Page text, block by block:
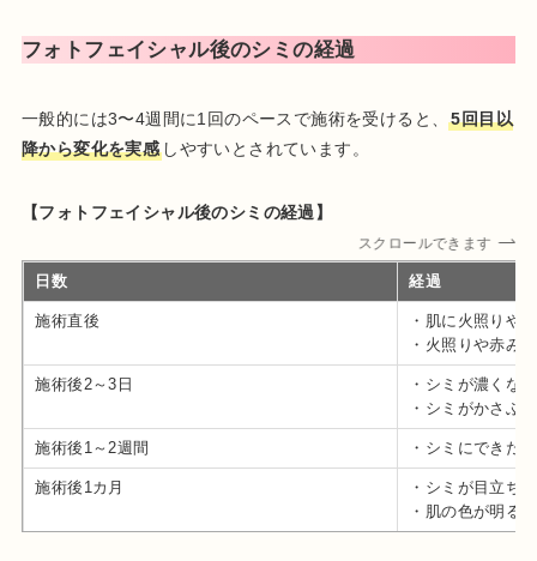
フォトフェイシャル後のシミの経過
一般的には3〜4週間に1回のペースで施術を受けると、5回目以
降から変化を実感 しやすいとされています。
【フォトフェイシャル後のシミの経過】
スクロールできます
日数 経過
施術直後
・肌に火照りや
・火照りや赤み
施術後2～3日
・シミが濃くなる
・シミがかさぶ
施術後1～2週間 ・シミにできた
施術後1カ月
・シミが目立ち
・肌の色が明る